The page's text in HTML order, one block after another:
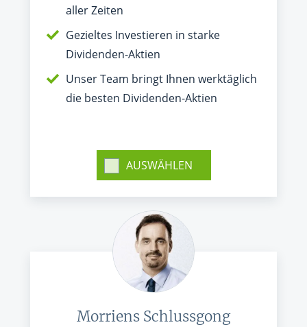
aller Zeiten
Gezieltes Investieren in starke
Dividenden-Aktien
Unser Team bringt Ihnen werktäglich
die besten Dividenden-Aktien
AUSWÄHLEN
Morriens Schlussgong